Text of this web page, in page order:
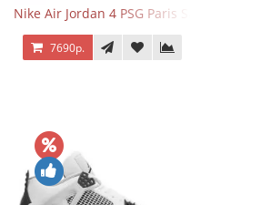
Nike Air Jordan 4 PSG Paris Saint Germain
7690р.